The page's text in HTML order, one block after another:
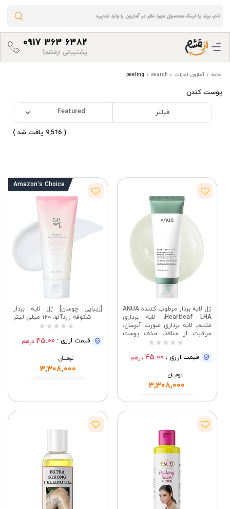
0917 363 6382
پشتیبانی ازقشم!
خانه آمازون امارات search
peeling
پوست کندن
فیلتر
( 9,516 یافت شد )
ژل لایه بردار مرطوب کننده ANUA
Heartleaf LHA، لایه برداری
ملایم، لایه برداری صورت آبرسان،
مراقبت از منافذ، حذف پوست
مرده، سلولز طبیعی برای تسکین،
(120 میلی لیتر / 4.05 اونس
برداری صورت آبرسان، مراقبت از
منافذ، حذف پوست مرده، سلولز
طبیعی، تسکین دهنده و لایه
برداری
قیمت ارزی : 45.00 درهم
تومــــــان
3,308,000
مشاهده
Amazon's Choice
[زیبایی چوسان] ژل لایه بردار
شکوفه زردآلو، ۱۲۰ میلی لیتر
قیمت ارزی : 45.00 درهم
تومــــــان
3,308,000